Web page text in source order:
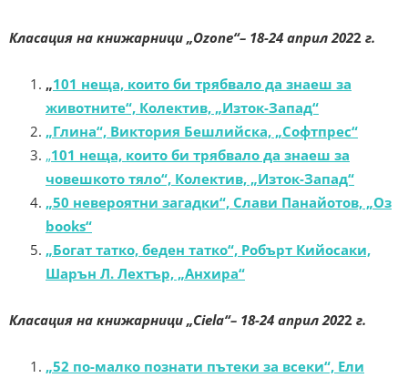
Класация на книжарници „Ozone“– 18-24 април 2022 г.
„101 неща, които би трябвало да знаеш за
животните“, Колектив, „Изток-Запад“
„Глина“, Виктория Бешлийска, „Софтпрес“
„101 неща, които би трябвало да знаеш за
човешкото тяло“, Колектив, „Изток-Запад“
„50 невероятни загадки“, Слави Панайотов, „Оз
books“
„Богат татко, беден татко“, Робърт Кийосаки,
Шарън Л. Лехтър, „Анхира“
Класация на книжарници „Ciela“– 18-24 април 2022 г.
„52 по-малко познати пътеки за всеки“, Ели